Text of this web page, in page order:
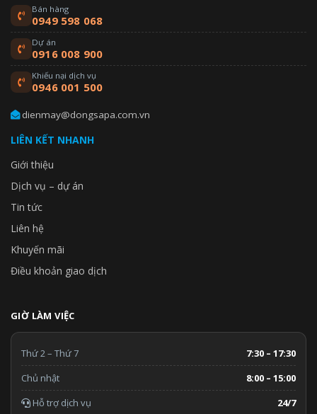
Bán hàng
0949 598 068
Dự án
0916 008 900
Khiếu nại dịch vụ
0946 001 500
dienmay@dongsapa.com.vn
LIÊN KẾT NHANH
Giới thiệu
Dịch vụ – dự án
Tin tức
Liên hệ
Khuyến mãi
Điều khoản giao dịch
GIỜ LÀM VIỆC
Thứ 2 – Thứ 7
7:30 – 17:30
Chủ nhật
8:00 – 15:00
Hỗ trợ dịch vụ
24/7